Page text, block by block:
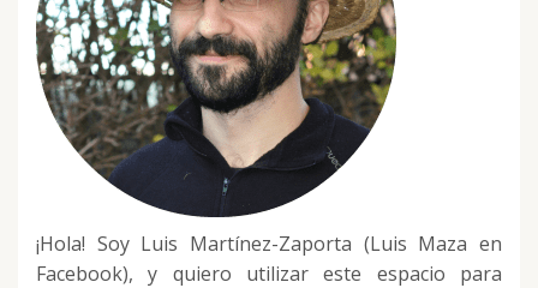
¡Hola! Soy Luis Martínez-Zaporta (Luis Maza en
Facebook), y quiero utilizar este espacio para